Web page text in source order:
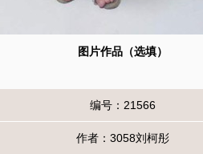
图片作品（选填）
编号：21566
作者：3058刘柯彤